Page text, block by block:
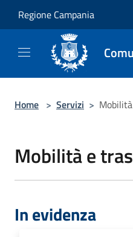
Regione Campania
Home > Servizi >
Mobilità e
In evidenza